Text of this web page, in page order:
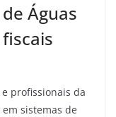
Águas
profissionais da
sistemas de